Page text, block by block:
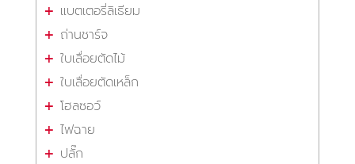
แบตเตอรี่ลิเธียม
ถ่านชาร์จ
ใบเลื่อยตัดไม้
ใบเลื่อยตัดเหล็ก
โฮลซอว์
ไฟฉาย
ปลั๊ก